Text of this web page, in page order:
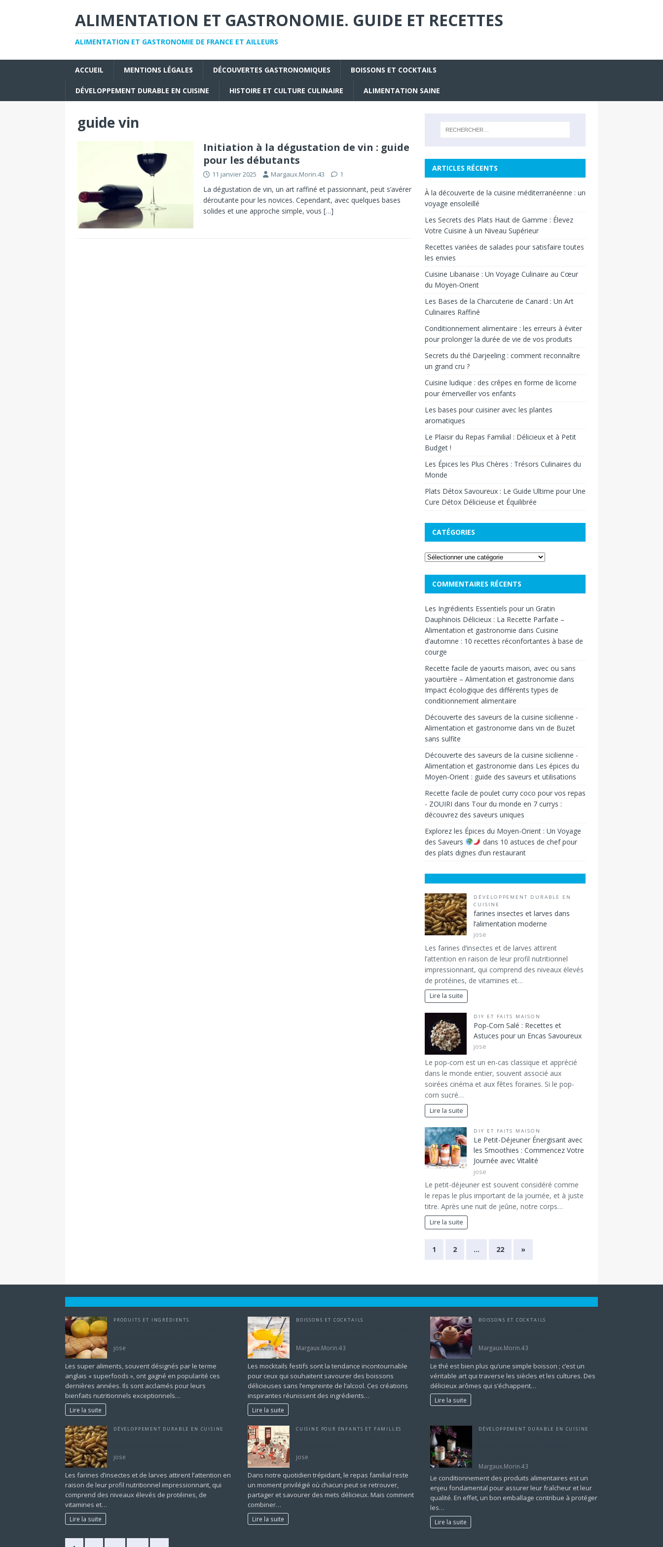
ALIMENTATION ET GASTRONOMIE. GUIDE ET RECETTES
ALIMENTATION ET GASTRONOMIE DE FRANCE ET AILLEURS
ACCUEIL MENTIONS LÉGALES DÉCOUVERTES GASTRONOMIQUES BOISSONS ET COCKTAILS
DÉVELOPPEMENT DURABLE EN CUISINE HISTOIRE ET CULTURE CULINAIRE ALIMENTATION SAINE
guide vin
Initiation à la dégustation de vin : guide
pour les débutants
11 janvier 2025 Margaux.Morin.43 1
La dégustation de vin, un art raffiné et passionnant, peut s’avérer
déroutante pour les novices. Cependant, avec quelques bases
solides et une approche simple, vous […]
ARTICLES RÉCENTS
À la découverte de la cuisine méditerranéenne : un
voyage ensoleillé
Les Secrets des Plats Haut de Gamme : Élevez
Votre Cuisine à un Niveau Supérieur
Recettes variées de salades pour satisfaire toutes
les envies
Cuisine Libanaise : Un Voyage Culinaire au Cœur
du Moyen-Orient
Les Bases de la Charcuterie de Canard : Un Art
Culinaires Raffiné
Conditionnement alimentaire : les erreurs à éviter
pour prolonger la durée de vie de vos produits
Secrets du thé Darjeeling : comment reconnaître
un grand cru ?
Cuisine ludique : des crêpes en forme de licorne
pour émerveiller vos enfants
Les bases pour cuisiner avec les plantes
aromatiques
Le Plaisir du Repas Familial : Délicieux et à Petit
Budget !
Les Épices les Plus Chères : Trésors Culinaires du
Monde
Plats Détox Savoureux : Le Guide Ultime pour Une
Cure Détox Délicieuse et Équilibrée
CATÉGORIES
COMMENTAIRES RÉCENTS
Les Ingrédients Essentiels pour un Gratin
Dauphinois Délicieux : La Recette Parfaite –
Alimentation et gastronomie dans Cuisine
d’automne : 10 recettes réconfortantes à base de
courge
Recette facile de yaourts maison, avec ou sans
yaourtière – Alimentation et gastronomie dans
Impact écologique des différents types de
conditionnement alimentaire
Découverte des saveurs de la cuisine sicilienne -
Alimentation et gastronomie dans vin de Buzet
sans sulfite
Découverte des saveurs de la cuisine sicilienne -
Alimentation et gastronomie dans Les épices du
Moyen-Orient : guide des saveurs et utilisations
Recette facile de poulet curry coco pour vos repas
- ZOUIRI dans Tour du monde en 7 currys :
découvrez des saveurs uniques
Explorez les Épices du Moyen-Orient : Un Voyage
des Saveurs
dans 10 astuces de chef pour
des plats dignes d’un restaurant
DÉVELOPPEMENT DURABLE EN
CUISINE
farines insectes et larves dans
l’alimentation moderne
jose
Les farines d’insectes et de larves attirent
l’attention en raison de leur profil nutritionnel
impressionnant, qui comprend des niveaux élevés
de protéines, de vitamines et…
Lire la suite
DIY ET FAITS MAISON
Pop-Corn Salé : Recettes et
Astuces pour un Encas Savoureux
jose
Le pop-corn est un en-cas classique et apprécié
dans le monde entier, souvent associé aux
soirées cinéma et aux fêtes foraines. Si le pop-
corn sucré…
Lire la suite
DIY ET FAITS MAISON
Le Petit-Déjeuner Énergisant avec
les Smoothies : Commencez Votre
Journée avec Vitalité
jose
Le petit-déjeuner est souvent considéré comme
le repas le plus important de la journée, et à juste
titre. Après une nuit de jeûne, notre corps…
Lire la suite
1 2 … 22 »
PRODUITS ET INGRÉDIENTS
jose
Les super aliments, souvent désignés par le terme
anglais « superfoods », ont gagné en popularité ces
dernières années. Ils sont acclamés pour leurs
bienfaits nutritionnels exceptionnels…
Lire la suite
BOISSONS ET COCKTAILS
Margaux.Morin.43
Les mocktails festifs sont la tendance incontournable
pour ceux qui souhaitent savourer des boissons
délicieuses sans l’empreinte de l’alcool. Ces créations
inspirantes réunissent des ingrédients…
Lire la suite
BOISSONS ET COCKTAILS
Margaux.Morin.43
Le thé est bien plus qu’une simple boisson ; c’est un
véritable art qui traverse les siècles et les cultures. Des
délicieux arômes qui s’échappent…
Lire la suite
DÉVELOPPEMENT DURABLE EN CUISINE
jose
Les farines d’insectes et de larves attirent l’attention en
raison de leur profil nutritionnel impressionnant, qui
comprend des niveaux élevés de protéines, de
vitamines et…
Lire la suite
CUISINE POUR ENFANTS ET FAMILLES
jose
Dans notre quotidien trépidant, le repas familial reste
un moment privilégié où chacun peut se retrouver,
partager et savourer des mets délicieux. Mais comment
combiner…
Lire la suite
DÉVELOPPEMENT DURABLE EN CUISINE
Margaux.Morin.43
Le conditionnement des produits alimentaires est un
enjeu fondamental pour assurer leur fraîcheur et leur
qualité. En effet, un bon emballage contribue à protéger
les…
Lire la suite